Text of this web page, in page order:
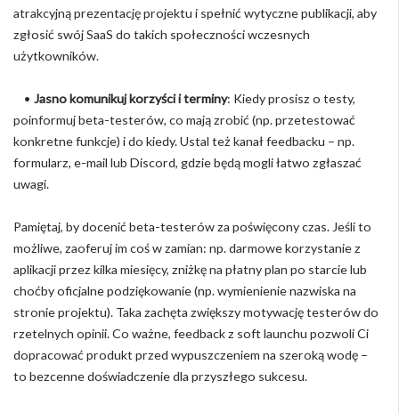
atrakcyjną prezentację projektu i spełnić wytyczne publikacji, aby
zgłosić swój SaaS do takich społeczności wczesnych
użytkowników.
• Jasno komunikuj korzyści i terminy: Kiedy prosisz o testy,
poinformuj beta-testerów, co mają zrobić (np. przetestować
konkretne funkcje) i do kiedy. Ustal też kanał feedbacku – np.
formularz, e-mail lub Discord, gdzie będą mogli łatwo zgłaszać
uwagi.
Pamiętaj, by docenić beta-testerów za poświęcony czas. Jeśli to
możliwe, zaoferuj im coś w zamian: np. darmowe korzystanie z
aplikacji przez kilka miesięcy, zniżkę na płatny plan po starcie lub
choćby oficjalne podziękowanie (np. wymienienie nazwiska na
stronie projektu). Taka zachęta zwiększy motywację testerów do
rzetelnych opinii. Co ważne, feedback z soft launchu pozwoli Ci
dopracować produkt przed wypuszczeniem na szeroką wodę –
to bezcenne doświadczenie dla przyszłego sukcesu.